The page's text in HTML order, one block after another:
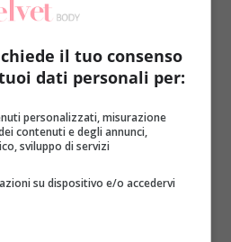
3-gallato, che
dannoso dei radicali liberi
quercetina, altra
, ricchi di omega 3, aiutano
dannosi dei raggi solari.
sono il
salmone
quel colore rossiccio.
il tuo consenso
dati personali per:
personalizzati, misurazione
contenuti e degli annunci,
sviluppo di servizi
su dispositivo e/o accedervi